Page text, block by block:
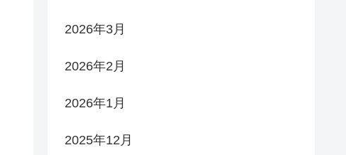
2026年3月
2026年2月
2026年1月
2025年12月